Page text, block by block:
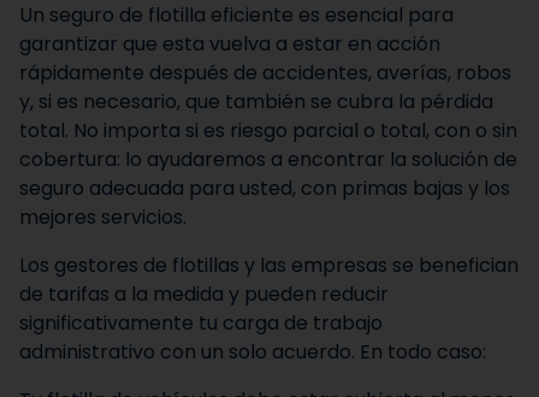
Un seguro de flotilla eficiente es esencial para
garantizar que esta vuelva a estar en acción
rápidamente después de accidentes, averías, robos
y, si es necesario, que también se cubra la pérdida
total. No importa si es riesgo parcial o total, con o sin
cobertura: lo ayudaremos a encontrar la solución de
seguro adecuada para usted, con primas bajas y los
mejores servicios.
Los gestores de flotillas y las empresas se benefician
de tarifas a la medida y pueden reducir
significativamente tu carga de trabajo
administrativo con un solo acuerdo. En todo caso: